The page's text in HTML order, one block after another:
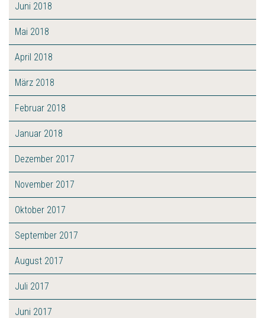
Juni 2018
Mai 2018
April 2018
März 2018
Februar 2018
Januar 2018
Dezember 2017
November 2017
Oktober 2017
September 2017
August 2017
Juli 2017
Juni 2017